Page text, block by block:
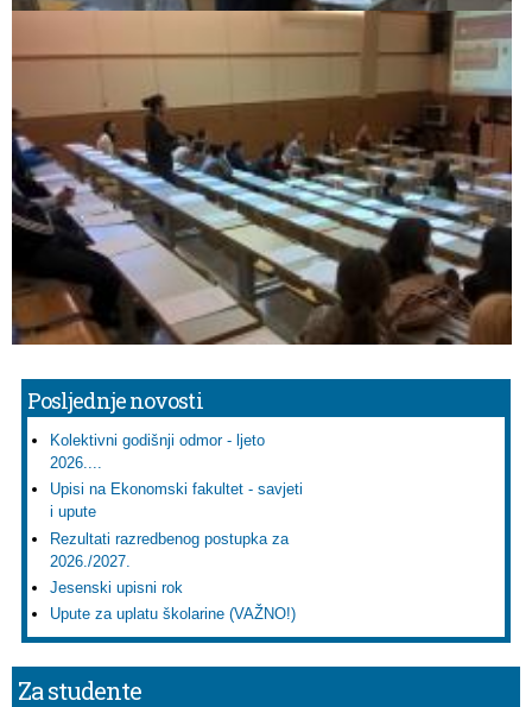
Posljednje novosti
Kolektivni godišnji odmor - ljeto
2026....
Upisi na Ekonomski fakultet - savjeti
i upute
Rezultati razredbenog postupka za
2026./2027.
Jesenski upisni rok
Upute za uplatu školarine (VAŽNO!)
Za studente